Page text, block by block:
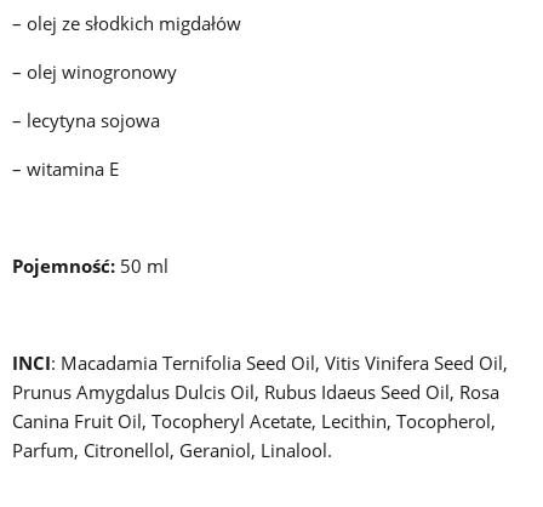
– olej ze słodkich migdałów
– olej winogronowy
– lecytyna sojowa
– witamina E
Pojemność: 50 ml
INCI: Macadamia Ternifolia Seed Oil, Vitis Vinifera Seed Oil,
Prunus Amygdalus Dulcis Oil, Rubus Idaeus Seed Oil, Rosa
Canina Fruit Oil, Tocopheryl Acetate, Lecithin, Tocopherol,
Parfum, Citronellol, Geraniol, Linalool.